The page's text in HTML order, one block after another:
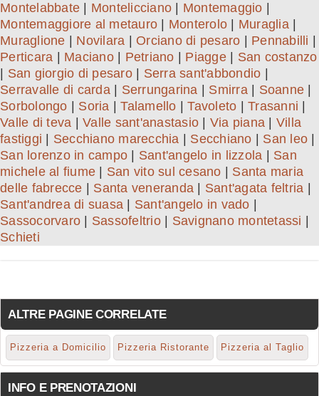
Montelabbate
Montelicciano Montemaggio
Montemaggiore al metauro
Monterolo Muraglia|
Muraglione
Novilara Orciano di pesaro Pennabilli
Perticara
Maciano| Petriano Piagge| San costanzo
San giorgio di pesaro| Serra sant'abbondio
Serravalle di carda| Serrungarina Smirra| Soanne
Sorbolongo
Soria |Talamello |Tavoleto Trasanni
Valle di teva
Valle sant'anastasio Via piana
Villa
fastiggi
Secchiano marecchia Secchiano San leo
San lorenzo in campo
Sant'angelo in lizzola
San
michele al fiume
San vito sul cesano
Santa maria
delle fabrecce
Santa veneranda Sant'agata feltria
Sant'andrea di suasa
Sant'angelo in vado
Sassocorvaro
Sassofeltrio| Savignano montetassi
Schieti
ALTRE PAGINE CORRELATE
Pizzeria a Domicilio Pizzeria Ristorante Pizzeria al Taglio
INFO E PRENOTAZIONI